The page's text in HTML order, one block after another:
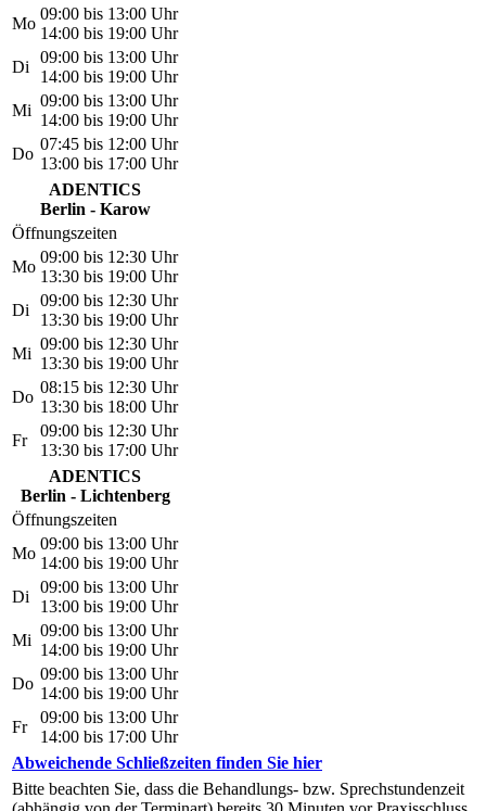
Mo
09:00 bis 13:00 Uhr
14:00 bis 19:00 Uhr
Di
09:00 bis 13:00 Uhr
14:00 bis 19:00 Uhr
Mi
09:00 bis 13:00 Uhr
14:00 bis 19:00 Uhr
Do
07:45 bis 12:00 Uhr
13:00 bis 17:00 Uhr
ADENTICS
Berlin - Karow
Öffnungszeiten
Mo
09:00 bis 12:30 Uhr
13:30 bis 19:00 Uhr
Di
09:00 bis 12:30 Uhr
13:30 bis 19:00 Uhr
Mi
09:00 bis 12:30 Uhr
13:30 bis 19:00 Uhr
Do
08:15 bis 12:30 Uhr
13:30 bis 18:00 Uhr
Fr
09:00 bis 12:30 Uhr
13:30 bis 17:00 Uhr
ADENTICS
Berlin - Lichtenberg
Öffnungszeiten
Mo
09:00 bis 13:00 Uhr
14:00 bis 19:00 Uhr
Di
09:00 bis 13:00 Uhr
13:00 bis 19:00 Uhr
Mi
09:00 bis 13:00 Uhr
14:00 bis 19:00 Uhr
Do
09:00 bis 13:00 Uhr
14:00 bis 19:00 Uhr
Fr
09:00 bis 13:00 Uhr
14:00 bis 17:00 Uhr
Abweichende Schließzeiten finden Sie hier
Bitte beachten Sie, dass die Behandlungs- bzw. Sprechstundenzeit